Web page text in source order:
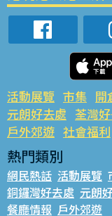
活動展覽 市集 開
元朗好去處 荃灣
戶外郊遊 社會福利
熱門類別
網民熱話 活動展覽
銅鑼灣好去處 元朗
餐廳情報 戶外郊遊